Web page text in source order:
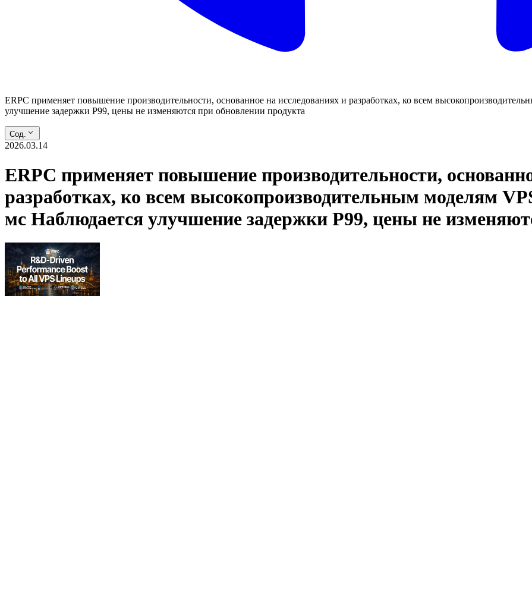
ERPC применяет повышение производительности, основанное на исследованиях и разработках, ко всем
улучшение задержки P99, цены не изменяются при обновлении продукта
Сод.
2026.03.14
ERPC применяет повышение производительности,
разработках, ко всем высокопроизводительным моделям
мс Наблюдается улучшение задержки P99, цены не